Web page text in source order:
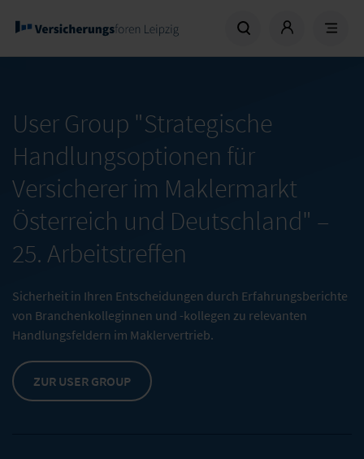
User Group "Strategische
Handlungsoptionen für
Versicherer im Maklermarkt
Österreich und Deutschland" –
25. Arbeitstreffen
Sicherheit in Ihren Entscheidungen durch Erfahrungsberichte
von Branchenkolleginnen und -kollegen zu relevanten
Handlungsfeldern im Maklervertrieb.
ZUR USER GROUP